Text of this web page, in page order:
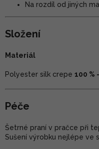
Na rozdíl od jiných
Složení
Materiál
Polyester silk crepe 100 %
Péče
Šetrné praní v pračce při
Sušení výrobku nejlépe ve